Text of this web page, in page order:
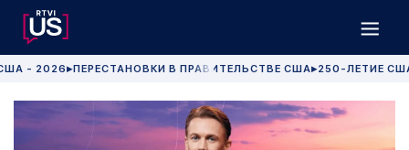
- 2026 ▶ПЕРЕСТАНОВКИ В ПРАВИТЕЛЬСТВЕ США▶250-ЛЕТИЕ